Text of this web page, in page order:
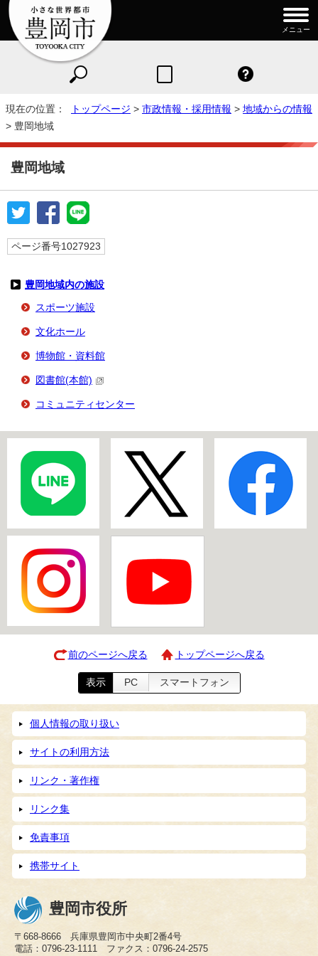
メニュー
現在の位置： トップページ > 市政情報・採用情報 > 地域からの情報
> 豊岡地域
豊岡地域
ページ番号1027923
豊岡地域内の施設
スポーツ施設
文化ホール
博物館・資料館
図書館(本館)
コミュニティセンター
前のページへ戻る トップページへ戻る
表示 PC スマートフォン
個人情報の取り扱い
サイトの利用方法
リンク・著作権
リンク集
免責事項
携帯サイト
豊岡市役所
〒668-8666 兵庫県豊岡市中央町2番4号
電話：0796-23-1111 ファクス：0796-24-2575